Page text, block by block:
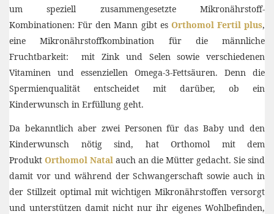
um speziell zusammengesetzte Mikronährstoff-
Kombinationen: Für den Mann gibt es Orthomol Fertil plus,
eine Mikronährstoffkombination für die männliche
Fruchtbarkeit: mit Zink und Selen sowie verschiedenen
Vitaminen und essenziellen Omega-3-Fettsäuren. Denn die
Spermienqualität entscheidet mit darüber, ob ein
Kinderwunsch in Erfüllung geht.
Da bekanntlich aber zwei Personen für das Baby und den
Kinderwunsch nötig sind, hat Orthomol mit dem
Produkt Orthomol Natal auch an die Mütter gedacht. Sie sind
damit vor und während der Schwangerschaft sowie auch in
der Stillzeit optimal mit wichtigen Mikronährstoffen versorgt
und unterstützen damit nicht nur ihr eigenes Wohlbefinden,